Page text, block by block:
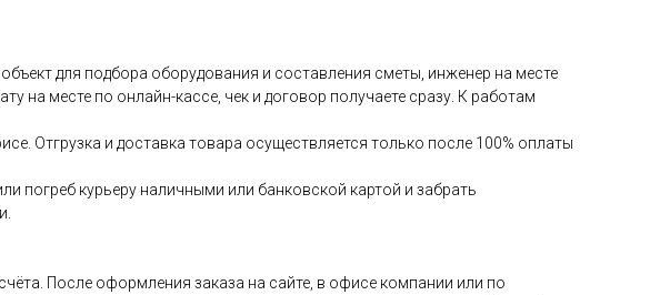
для подбора оборудования и составления сметы, инженер на месте
на месте по онлайн-кассе, чек и договор получаете сразу. К работам
Отгрузка и доставка товара осуществляется только после 100% оплаты
погреб курьеру наличными или банковской картой и забрать
После оформления заказа на сайте, в офисе компании или по